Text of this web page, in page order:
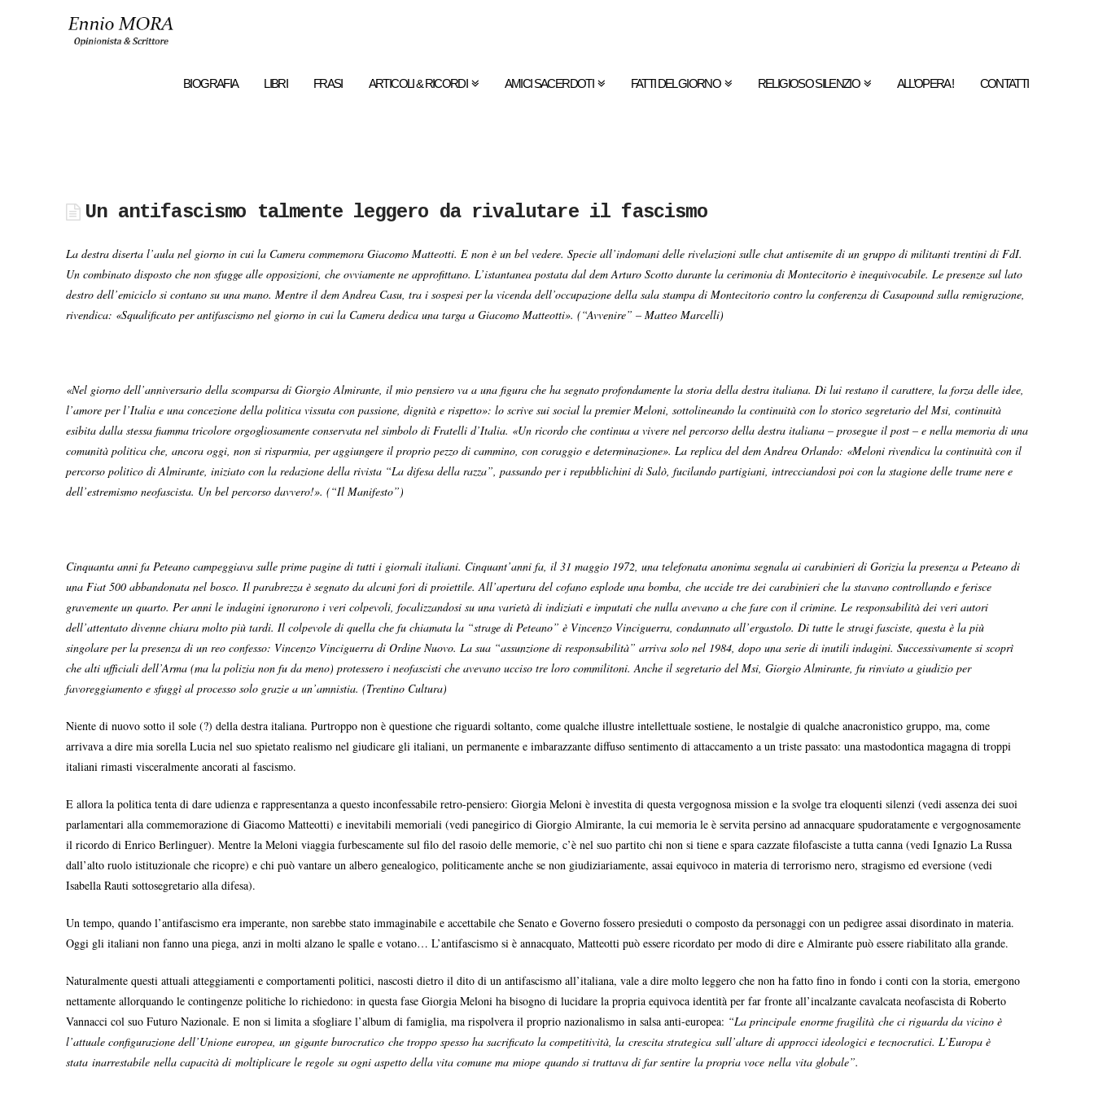
Ennio
BIOGRAFIA LIBRI FRASI ARTICOLI & RICORDI AMICI SACERDOTI FATTI DEL GIORNO RELIGIOSO SILENZIO ALL’OPERA ! CONTATTI
Un antifascismo talmente leggero da rivalutare il fascismo
La destra diserta l’aula nel giorno in cui la Camera commemora Giacomo Matteotti. E non è un bel vedere. Specie all’indomani delle rivelazioni sulle chat antisemite di un gruppo di militanti trentini di FdI.
Un combinato disposto che non sfugge alle opposizioni, che ovviamente ne approfittano. L’istantanea postata dal dem Arturo Scotto durante la cerimonia di Montecitorio è inequivocabile. Le presenze sul lato
destro dell’emiciclo si contano su una mano. Mentre il dem Andrea Casu, tra i sospesi per la vicenda dell’occupazione della sala stampa di Montecitorio contro la conferenza di Casapound sulla remigrazione,
rivendica: «Squalificato per antifascismo nel giorno in cui la Camera dedica una targa a Giacomo Matteotti». (“Avvenire” – Matteo Marcelli)
«Nel giorno dell’anniversario della scomparsa di Giorgio Almirante, il mio pensiero va a una figura che ha segnato profondamente la storia della destra italiana. Di lui restano il carattere, la forza delle idee,
l’amore per l’Italia e una concezione della politica vissuta con passione, dignità e rispetto»: lo scrive sui social la premier Meloni, sottolineando la continuità con lo storico segretario del Msi, continuità
esibita dalla stessa fiamma tricolore orgogliosamente conservata nel simbolo di Fratelli d’Italia. «Un ricordo che continua a vivere nel percorso della destra italiana – prosegue il post – e nella memoria di una
comunità politica che, ancora oggi, non si risparmia, per aggiungere il proprio pezzo di cammino, con coraggio e determinazione». La replica del dem Andrea Orlando: «Meloni rivendica la continuità con il
percorso politico di Almirante, iniziato con la redazione della rivista “La difesa della razza”, passando per i repubblichini di Salò, fucilando partigiani, intrecciandosi poi con la stagione delle trame nere e
dell’estremismo neofascista. Un bel percorso davvero!». (“Il Manifesto”)
Cinquanta anni fa Peteano campeggiava sulle prime pagine di tutti i giornali italiani. Cinquant’anni fa, il 31 maggio 1972, una telefonata anonima segnala ai carabinieri di Gorizia la presenza a Peteano di
una Fiat 500 abbandonata nel bosco. Il parabrezza è segnato da alcuni fori di proiettile. All’apertura del cofano esplode una bomba, che uccide tre dei carabinieri che la stavano controllando e ferisce
gravemente un quarto. Per anni le indagini ignorarono i veri colpevoli, focalizzandosi su una varietà di indiziati e imputati che nulla avevano a che fare con il crimine. Le responsabilità dei veri autori
dell’attentato divenne chiara molto più tardi. Il colpevole di quella che fu chiamata la “strage di Peteano” è Vincenzo Vinciguerra, condannato all’ergastolo. Di tutte le stragi fasciste, questa è la più
singolare per la presenza di un reo confesso: Vincenzo Vinciguerra di Ordine Nuovo. La sua “assunzione di responsabilità” arriva solo nel 1984, dopo una serie di inutili indagini. Successivamente si scoprì
che alti ufficiali dell’Arma (ma la polizia non fu da meno) protessero i neofascisti che avevano ucciso tre loro commilitoni. Anche il segretario del Msi, Giorgio Almirante, fu rinviato a giudizio per
favoreggiamento e sfuggì al processo solo grazie a un’amnistia. (Trentino Cultura)
Niente di nuovo sotto il sole (?) della destra italiana. Purtroppo non è questione che riguardi soltanto, come qualche illustre intellettuale sostiene, le nostalgie di qualche anacronistico gruppo, ma, come
arrivava a dire mia sorella Lucia nel suo spietato realismo nel giudicare gli italiani, un permanente e imbarazzante diffuso sentimento di attaccamento a un triste passato: una mastodontica magagna di troppi
italiani rimasti visceralmente ancorati al fascismo.
E allora la politica tenta di dare udienza e rappresentanza a questo inconfessabile retro-pensiero: Giorgia Meloni è investita di questa vergognosa mission e la svolge tra eloquenti silenzi (vedi assenza dei suoi
parlamentari alla commemorazione di Giacomo Matteotti) e inevitabili memoriali (vedi panegirico di Giorgio Almirante, la cui memoria le è servita persino ad annacquare spudoratamente e vergognosamente
il ricordo di Enrico Berlinguer). Mentre la Meloni viaggia furbescamente sul filo del rasoio delle memorie, c’è nel suo partito chi non si tiene e spara cazzate filofasciste a tutta canna (vedi Ignazio La Russa
dall’alto ruolo istituzionale che ricopre) e chi può vantare un albero genealogico, politicamente anche se non giudiziariamente, assai equivoco in materia di terrorismo nero, stragismo ed eversione (vedi
Isabella Rauti sottosegretario alla difesa).
Un tempo, quando l’antifascismo era imperante, non sarebbe stato immaginabile e accettabile che Senato e Governo fossero presieduti o composto da personaggi con un pedigree assai disordinato in materia.
Oggi gli italiani non fanno una piega, anzi in molti alzano le spalle e votano… L’antifascismo si è annacquato, Matteotti può essere ricordato per modo di dire e Almirante può essere riabilitato alla grande.
Naturalmente questi attuali atteggiamenti e comportamenti politici, nascosti dietro il dito di un antifascismo all’italiana, vale a dire molto leggero che non ha fatto fino in fondo i conti con la storia, emergono
nettamente allorquando le contingenze politiche lo richiedono: in questa fase Giorgia Meloni ha bisogno di lucidare la propria equivoca identità per far fronte all’incalzante cavalcata neofascista di Roberto
Vannacci col suo Futuro Nazionale. E non si limita a sfogliare l’album di famiglia, ma rispolvera il proprio nazionalismo in salsa anti-europea: “La principale enorme fragilità che ci riguarda da vicino è
l’attuale configurazione dell’Unione europea, un gigante burocratico che troppo spesso ha sacrificato la competitività, la crescita strategica sull’altare di approcci ideologici e tecnocratici. L’Europa è
stata inarrestabile nella capacità di moltiplicare le regole su ogni aspetto della vita comune ma miope quando si trattava di far sentire la propria voce nella vita globale”.